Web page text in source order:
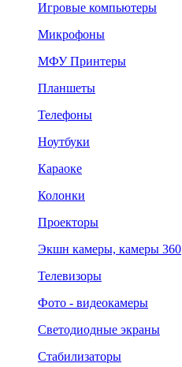
Игровые компьютеры
Микрофоны
МФУ Принтеры
Планшеты
Телефоны
Ноутбуки
Караоке
Колонки
Проекторы
Экшн камеры, камеры 360
Телевизоры
Фото - видеокамеры
Светодиодные экраны
Стабилизаторы